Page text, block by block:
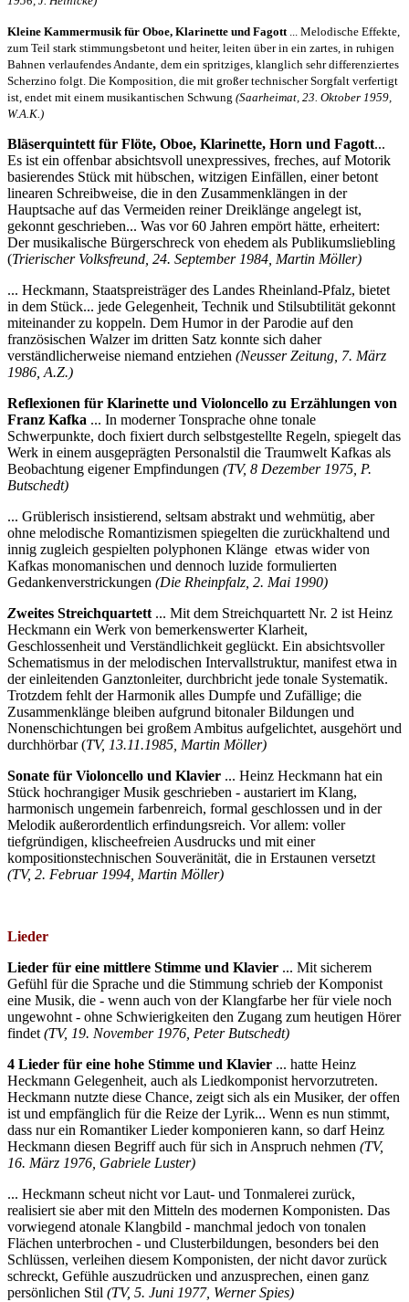
Kleine Kammermusik für Oboe, Klarinette und Fagott ... Melodische Effekte,
zum Teil stark stimmungsbetont und heiter, leiten über in ein zartes, in ruhigen
Bahnen verlaufendes Andante, dem ein spritziges, klanglich sehr differenziertes
Scherzino folgt. Die Komposition, die mit großer technischer Sorgfalt verfertigt
ist, endet mit einem musikantischen Schwung (Saarheimat, 23. Oktober 1959,
W.A.K.)
Bläserquintett für Flöte, Oboe, Klarinette, Horn und Fagott...
Es ist ein offenbar absichtsvoll unexpressives, freches, auf Motorik
basierendes Stück mit hübschen, witzigen Einfällen, einer betont
linearen Schreibweise, die in den Zusammenklängen in der
Hauptsache auf das Vermeiden reiner Dreiklänge angelegt ist,
gekonnt geschrieben... Was vor 60 Jahren empört hätte, erheitert:
Der musikalische Bürgerschreck von ehedem als Publikumsliebling
(Trierischer Volksfreund, 24. September 1984, Martin Möller)
... Heckmann, Staatspreisträger des Landes Rheinland-Pfalz, bietet
in dem Stück... jede Gelegenheit, Technik und Stilsubtilität gekonnt
miteinander zu koppeln. Dem Humor in der Parodie auf den
französischen Walzer im dritten Satz konnte sich daher
verständlicherweise niemand entziehen (Neusser Zeitung, 7. März
1986, A.Z.)
Reflexionen für Klarinette und Violoncello zu Erzählungen von
Franz Kafka ... In moderner Tonsprache ohne tonale
Schwerpunkte, doch fixiert durch selbstgestellte Regeln, spiegelt das
Werk in einem ausgeprägten Personalstil die Traumwelt Kafkas als
Beobachtung eigener Empfindungen (TV, 8 Dezember 1975, P.
Butschedt)
... Grüblerisch insistierend, seltsam abstrakt und wehmütig, aber
ohne melodische Romantizismen spiegelten die zurückhaltend und
innig zugleich gespielten polyphonen Klänge etwas wider von
Kafkas monomanischen und dennoch luzide formulierten
Gedankenverstrickungen (Die Rheinpfalz, 2. Mai 1990)
Zweites Streichquartett ... Mit dem Streichquartett Nr. 2 ist Heinz
Heckmann ein Werk von bemerkenswerter Klarheit,
Geschlossenheit und Verständlichkeit geglückt. Ein absichtsvoller
Schematismus in der melodischen Intervallstruktur, manifest etwa in
der einleitenden Ganztonleiter, durchbricht jede tonale Systematik.
Trotzdem fehlt der Harmonik alles Dumpfe und Zufällige; die
Zusammenklänge bleiben aufgrund bitonaler Bildungen und
Nonenschichtungen bei großem Ambitus aufgelichtet, ausgehört und
durchhörbar (TV, 13.11.1985, Martin Möller)
Sonate für Violoncello und Klavier ... Heinz Heckmann hat ein
Stück hochrangiger Musik geschrieben - austariert im Klang,
harmonisch ungemein farbenreich, formal geschlossen und in der
Melodik außerordentlich erfindungsreich. Vor allem: voller
tiefgründigen, klischeefreien Ausdrucks und mit einer
kompositionstechnischen Souveränität, die in Erstaunen versetzt
(TV, 2. Februar 1994, Martin Möller)
Lieder
Lieder für eine mittlere Stimme und Klavier ... Mit sicherem
Gefühl für die Sprache und die Stimmung schrieb der Komponist
eine Musik, die - wenn auch von der Klangfarbe her für viele noch
ungewohnt - ohne Schwierigkeiten den Zugang zum heutigen Hörer
findet(TV, 19. November 1976, Peter Butschedt)
4 Lieder für eine hohe Stimme und Klavier ... hatte Heinz
Heckmann Gelegenheit, auch als Liedkomponist hervorzutreten.
Heckmann nutzte diese Chance, zeigt sich als ein Musiker, der offen
ist und empfänglich für die Reize der Lyrik... Wenn es nun stimmt,
dass nur ein Romantiker Lieder komponieren kann, so darf Heinz
Heckmann diesen Begriff auch für sich in Anspruch nehmen (TV,
16. März 1976, Gabriele Luster)
... Heckmann scheut nicht vor Laut- und Tonmalerei zurück,
realisiert sie aber mit den Mitteln des modernen Komponisten. Das
vorwiegend atonale Klangbild - manchmal jedoch von tonalen
Flächen unterbrochen - und Clusterbildungen, besonders bei den
Schlüssen, verleihen diesem Komponisten, der nicht davor zurück
schreckt, Gefühle auszudrücken und anzusprechen, einen ganz
persönlichen Stil (TV, 5. Juni 1977, Werner Spies)